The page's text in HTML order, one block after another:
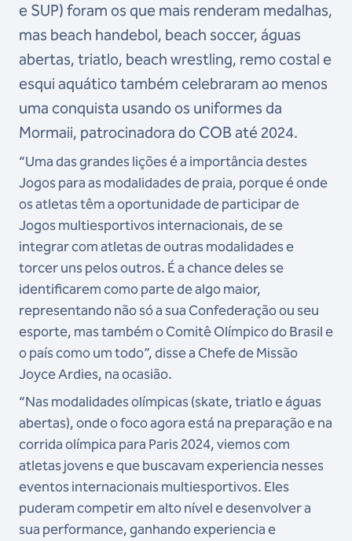
e SUP) foram os que mais renderam medalhas,
mas beach handebol, beach soccer, águas
abertas, triatlo, beach wrestling, remo costal e
esqui aquático também celebraram ao menos
uma conquista usando os uniformes da
Mormaii, patrocinadora do COB até 2024.
“Uma das grandes lições é a importância destes
Jogos para as modalidades de praia, porque é onde
os atletas têm a oportunidade de participar de
Jogos multiesportivos internacionais, de se
integrar com atletas de outras modalidades e
torcer uns pelos outros. É a chance deles se
identificarem como parte de algo maior,
representando não só a sua Confederação ou seu
esporte, mas também o Comitê Olímpico do Brasil e
o país como um todo”, disse a Chefe de Missão
Joyce Ardies, na ocasião.
“Nas modalidades olímpicas (skate, triatlo e águas
abertas), onde o foco agora está na preparação e na
corrida olímpica para Paris 2024, viemos com
atletas jovens e que buscavam experiencia nesses
eventos internacionais multiesportivos. Eles
puderam competir em alto nível e desenvolver a
sua performance, ganhando experiencia e